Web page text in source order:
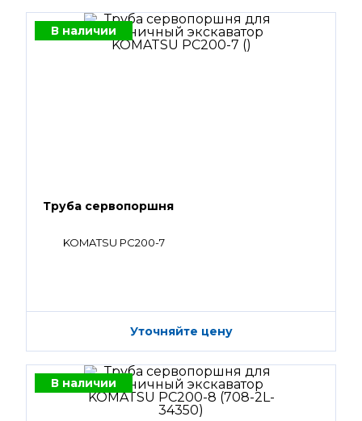
В наличии
Труба сервопоршня
KOMATSU PC200-7
Уточняйте цену
В наличии